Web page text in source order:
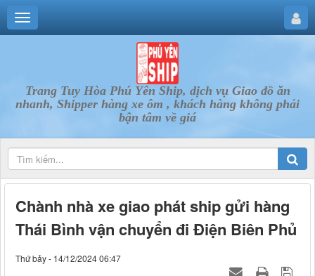
Trang Tuy Hòa Phú Yên Ship, dịch vụ Giao đồ ăn
nhanh, Shipper hàng xe ôm , khách hàng không phải
bận tâm về giá
Chành nhà xe giao phát ship gửi hàng
Thái Bình vận chuyển đi Điện Biên Phủ
Thứ bảy - 14/12/2024 06:47